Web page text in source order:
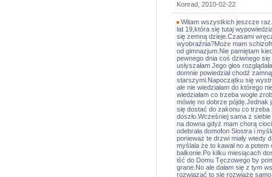
Konrad, 2010-02-22
Witam wszystkich jeszcze
lat 19,która się tutaj
się zemną dzieje.Czasami
wyobraźnia?Może mam
od gimnazjum.Nie pamiętam
pewnego dnia coś dziwnego się
usłyszałam Jego głos
domnie powiedział chodź
starszymi.Napoczątku się
ale nie wiedziałam do którego
wiedziałam co trzeba wogle
mówię no dobrze pójdę.Jednak
się dostać do zakonu co
doszło.Wcześniej sama z
na downa gdyż mam chorą
odebrała domofon Siostra i
ponieważ te drzwi miały wtedy
myślala że to kawał no a potem
balkonie.Po kilku miesiącach
iść do Domu Tęczowego by
grane.No ale dałam się z tym
rozwiązać to się rozwiąże